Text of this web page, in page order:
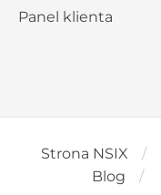
Panel klienta
Strona NSIX
Blog